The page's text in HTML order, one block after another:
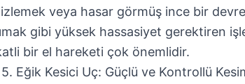
veya hasar görmüş ince bir
gibi yüksek hassasiyet gerektiren
bir el hareketi çok önemlidir.
Eğik Kesici Uç: Güçlü ve Kontrollü